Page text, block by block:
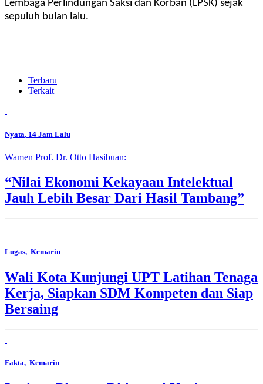
Lembaga Perlindungan Saksi dan Korban (LPSK) sejak
sepuluh bulan lalu.
Terbaru
Terkait
Nyata, 14 Jam Lalu
Wamen Prof. Dr. Otto Hasibuan:
“Nilai Ekonomi Kekayaan Intelektual
Jauh Lebih Besar Dari Hasil Tambang”
Lugas, Kemarin
Wali Kota Kunjungi UPT Latihan Tenaga
Kerja, Siapkan SDM Kompeten dan Siap
Bersaing
Fakta, Kemarin